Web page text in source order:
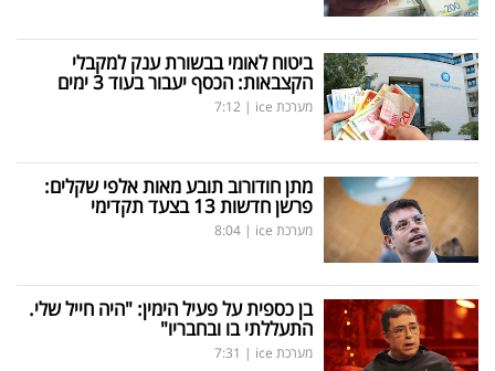
ביטוח לאומי בבשורת ענק למקבלי
הקצבאות: הכסף יעבור בעוד 3 ימים
מערכת ice |
7:12
מתן חודורוב תובע מאות אלפי שקלים:
פרשן חדשות 13 בצעד תקדימי
מערכת ice |
8:04
בן כספית על פעיל הימין: "היה חייל שלי.
התעללתי בו ובחבריו"
מערכת ice |
7:31